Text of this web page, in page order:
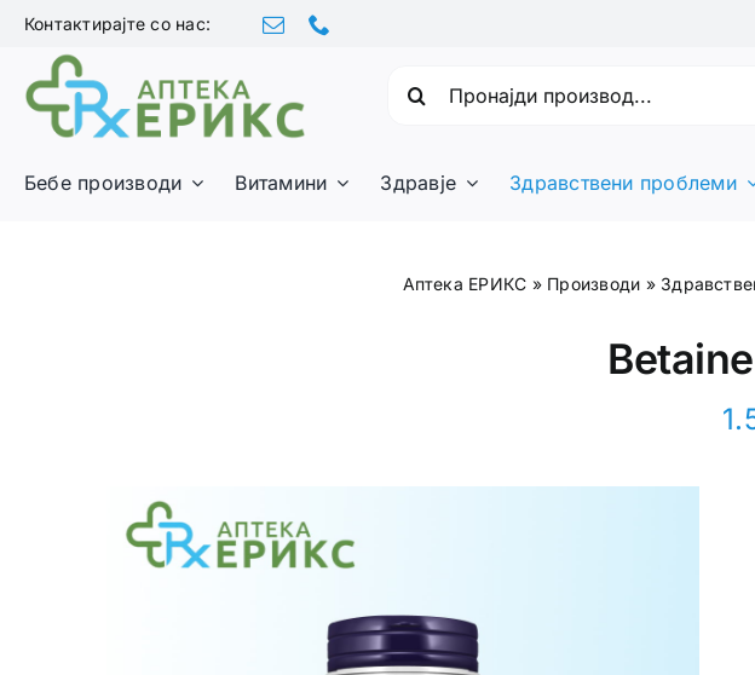
Skip
content
Контактирајте со нас:
Бебе производи Витамини Здравје Здравствени проблеми
Аптека ЕРИКС » Производи »